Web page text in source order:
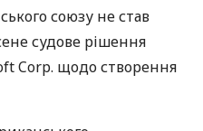
союзу не став
судове рішення
Corp. щодо створення